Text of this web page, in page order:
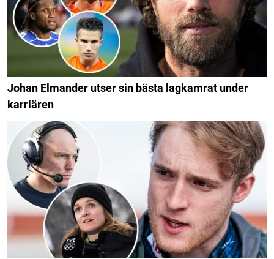
Johan Elmander utser sin bästa lagkamrat under
karriären